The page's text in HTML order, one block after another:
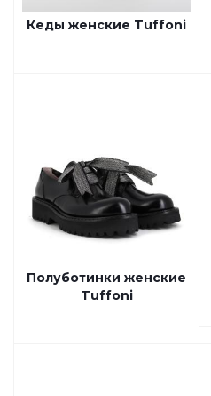
Кеды женские Tuffoni
Полуботинки женские
Tuffoni